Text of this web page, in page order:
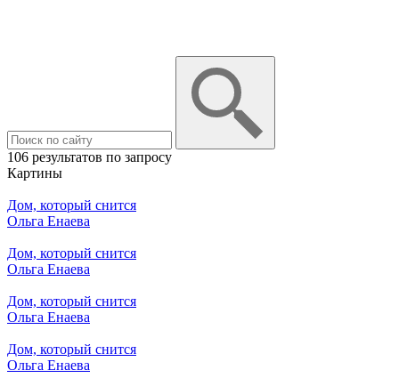
106 результатов по запросу
Картины
Дом, который снится
Ольга Енаева
Дом, который снится
Ольга Енаева
Дом, который снится
Ольга Енаева
Дом, который снится
Ольга Енаева